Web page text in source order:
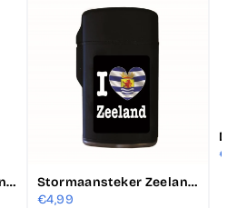
Stormaansteker Zeeland - Zeeuwse vlag
Stormaansteker Zeeland - I love Zeeland
€4,99